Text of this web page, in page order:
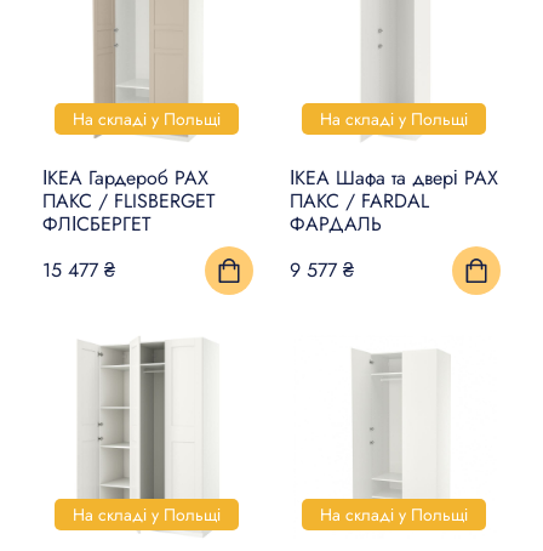
На складі у Польщі
ІКЕА Гардероб PAX
ПАКС / FLISBERGET
ФЛІСБЕРГЕТ
15 477 ₴
На складі у Польщі
ІКЕА Шафа та двері PAX
ПАКС / FARDAL
ФАРДАЛЬ
9 577 ₴
На складі у Польщі На складі у Польщі